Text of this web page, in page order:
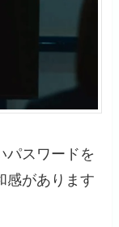
パスワードを
感があります